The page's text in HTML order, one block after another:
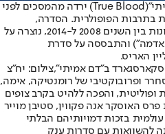
(True Blood) ירדה מהמסכים לפני
בתרבות הפופולרית. הסדרה,
במשך שבע עונות בין השנים 2008 ל-2014, נוצרה על
) והתבססה על סדרת
האריס.
סקארסגארד ב"דם אמיתי",צילום: יח"צ
ופרובוקטיבי של רומנטיקה, אימה,
והפכה ללהיט בקרב צופים
האוסקר אנה פקווין, סטיבן מוייר
בזכות דמויותיהם הבלתי
להשוואות עם סדרות ענק